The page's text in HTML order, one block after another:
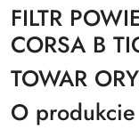
FILTR
CORSA B
TOWAR
O produkcie